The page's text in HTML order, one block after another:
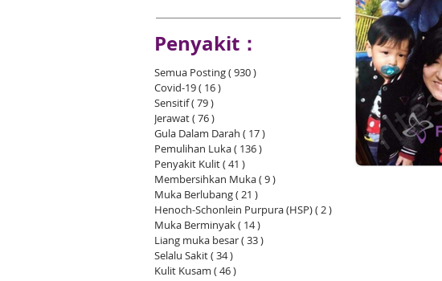
Penyakit：
Semua Posting( 930 )
Covid-19( 16 )
Sensitif( 79 )
Jerawat( 76 )
Gula Dalam Darah ( 17 )
Pemulihan Luka( 136 )
Penyakit Kulit( 41 )
Membersihkan Muka( 9 )
Muka Berlubang( 21 )
Henoch-Schonlein Purpura (HSP)( 2 )
Muka Berminyak( 14 )
Liang muka besar( 33 )
Selalu Sakit( 34 )
Kulit Kusam ( 46 )